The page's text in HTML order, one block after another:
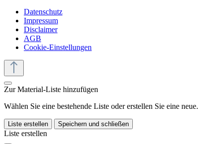
Datenschutz
Impressum
Disclaimer
AGB
Cookie-Einstellungen
Zur Material-Liste hinzufügen
Wählen Sie eine bestehende Liste oder erstellen Sie eine neue.
Liste erstellen Speichern und schließen
Liste erstellen